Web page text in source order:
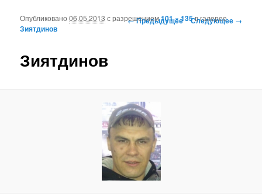
Навигация по изображениям
← Предыдущее Следующее →
Зиятдинов
Опубликовано06.05.2013 с разрешением101 × 135в галерее
Зиятдинов